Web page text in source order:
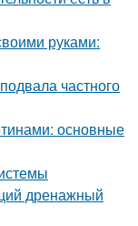
руками:
частного
основные
дренажный